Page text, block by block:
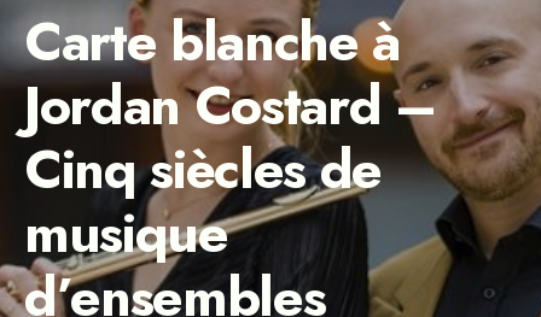
Carte blanche à
Jordan Costard –
Cinq siècles de
musique
d’ensembles